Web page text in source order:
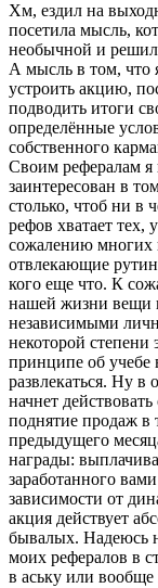
Хм, ездил на
посетила мысль,
необычной и решил
А мысль в том, что
устроить акцию,
подводить итоги
определённые
собственного
Своим рефералам я
заинтересован в
столько, чтоб ни в
рефов хватает тех,
сожалению многих
отвлекающие
кого еще что. К
нашей жизни вещи
независимыми
некоторой степени
принципе об учебе
развлекаться. Ну
начнет
поднятие продаж в
предыдущего
награды:
заработанного
зависимости от
акция действует
бывалых. Надеюсь
моих рефералов в
в аську или вообще